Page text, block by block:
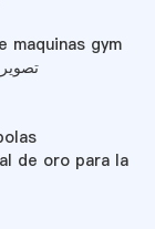
maquinas gym
de oro para la